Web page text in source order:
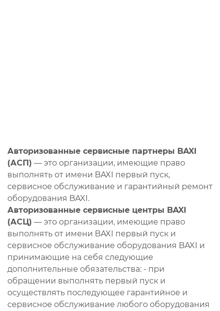
Авторизованные сервисные партнеры BAXI
(АСП) — это организации, имеющие право
выполнять от имени BAXI первый пуск,
сервисное обслуживание и гарантийный ремонт
оборудования BAXI.
Авторизованные сервисные центры BAXI
(АСЦ) — это организации, имеющие право
выполнять от имени BAXI первый пуск и
сервисное обслуживание оборудования BAXI и
принимающие на себя следующие
дополнительные обязательства: - при
обращении выполнять первый пуск и
осуществлять последующее гарантийное и
сервисное обслуживание любого оборудования